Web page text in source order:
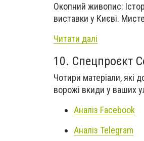
Окопний живопис:
виставки у Києві.
Читати далі
10. Спецпроєкт
Чотири матеріали, які
ворожі вкиди у ваших
Аналіз Facebook
Аналіз Telegram